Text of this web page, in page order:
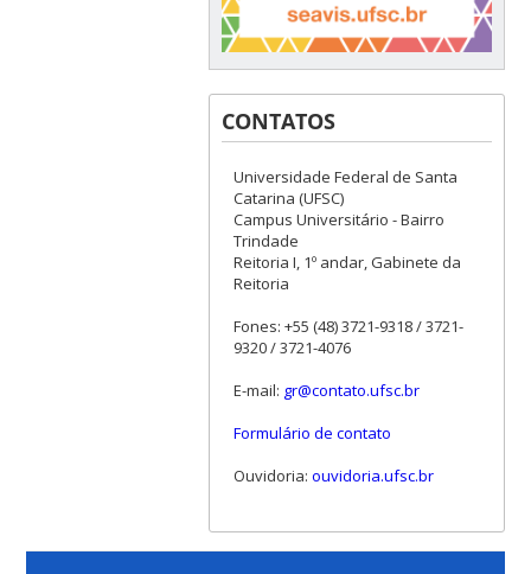
CONTATOS
Universidade Federal de Santa
Catarina (UFSC)
Campus Universitário - Bairro
Trindade
Reitoria I, 1º andar, Gabinete da
Reitoria
Fones: +55 (48) 3721-9318 / 3721-
9320 / 3721-4076
E-mail: gr@contato.ufsc.br
Formulário de contato
Ouvidoria: ouvidoria.ufsc.br